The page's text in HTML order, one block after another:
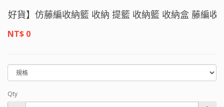
貨】仿藤編收納籃 收納 提籃 收納籃 收納盒 藤編收納
NT$ 0
Qty